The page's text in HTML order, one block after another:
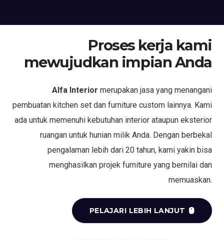
Proses kerja kami
mewujudkan impian Anda
Alfa Interior merupakan jasa yang menangani
pembuatan kitchen set dan furniture custom lainnya. Kami
ada untuk memenuhi kebutuhan interior ataupun eksterior
ruangan untuk hunian milik Anda. Dengan berbekal
pengalaman lebih dari 20 tahun, kami yakin bisa
menghasilkan projek furniture yang bernilai dan
memuaskan.
PELAJARI LEBIH LANJUT